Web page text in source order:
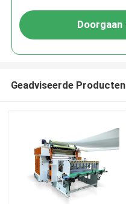
Doorgaan
Geadviseerde Producten